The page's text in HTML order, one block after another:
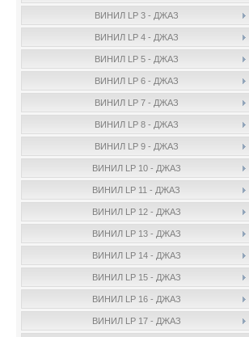
ВИНИЛ LP 3 - ДЖАЗ
ВИНИЛ LP 4 - ДЖАЗ
ВИНИЛ LP 5 - ДЖАЗ
ВИНИЛ LP 6 - ДЖАЗ
ВИНИЛ LP 7 - ДЖАЗ
ВИНИЛ LP 8 - ДЖАЗ
ВИНИЛ LP 9 - ДЖАЗ
ВИНИЛ LP 10 - ДЖАЗ
ВИНИЛ LP 11 - ДЖАЗ
ВИНИЛ LP 12 - ДЖАЗ
ВИНИЛ LP 13 - ДЖАЗ
ВИНИЛ LP 14 - ДЖАЗ
ВИНИЛ LP 15 - ДЖАЗ
ВИНИЛ LP 16 - ДЖАЗ
ВИНИЛ LP 17 - ДЖАЗ